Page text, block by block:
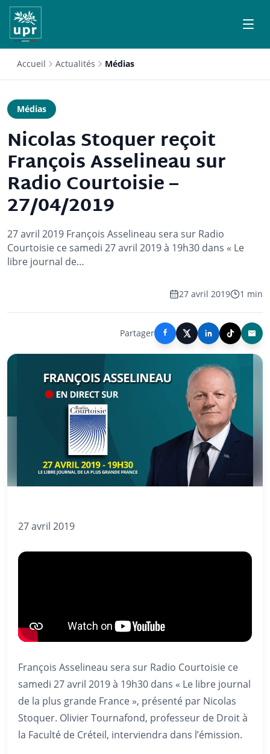
Accueil Actualités Médias
Médias
Nicolas Stoquer reçoit
François Asselineau sur
Radio Courtoisie –
27/04/2019
27 avril 2019 François Asselineau sera sur Radio
Courtoisie ce samedi 27 avril 2019 à 19h30 dans « Le
libre journal de…
27 avril 2019 1 min
Partager
27 avril 2019
François Asselineau sera sur Radio Courtoisie ce
samedi 27 avril 2019 à 19h30 dans « Le libre journal
de la plus grande France », présenté par Nicolas
Stoquer. Olivier Tournafond, professeur de Droit à
la Faculté de Créteil, interviendra dans l’émission.